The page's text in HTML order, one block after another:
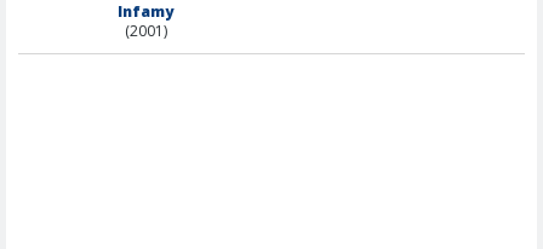
Infamy
(2001)